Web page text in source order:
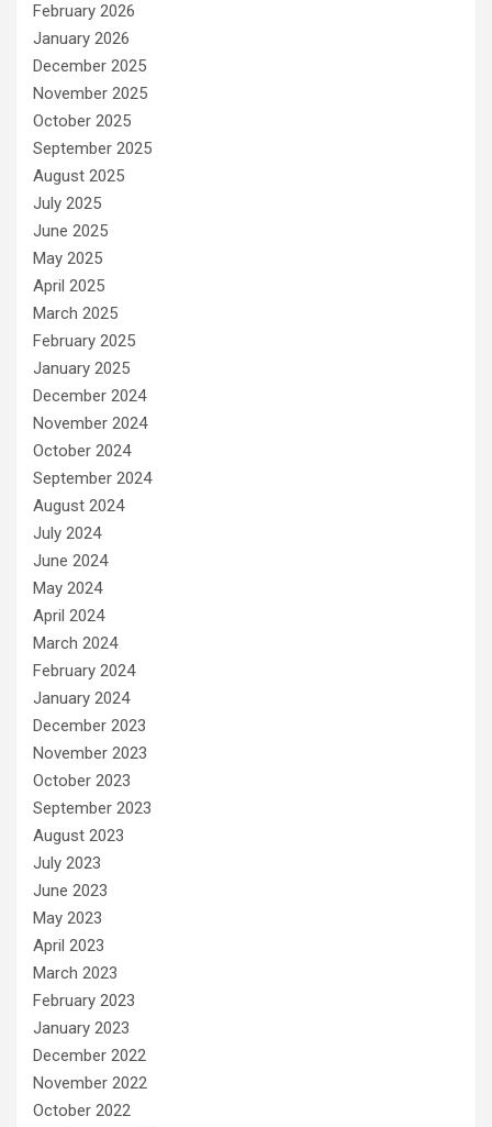
February 2026
January 2026
December 2025
November 2025
October 2025
September 2025
August 2025
July 2025
June 2025
May 2025
April 2025
March 2025
February 2025
January 2025
December 2024
November 2024
October 2024
September 2024
August 2024
July 2024
June 2024
May 2024
April 2024
March 2024
February 2024
January 2024
December 2023
November 2023
October 2023
September 2023
August 2023
July 2023
June 2023
May 2023
April 2023
March 2023
February 2023
January 2023
December 2022
November 2022
October 2022